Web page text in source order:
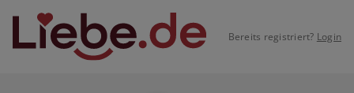
Bereits registriert? Login